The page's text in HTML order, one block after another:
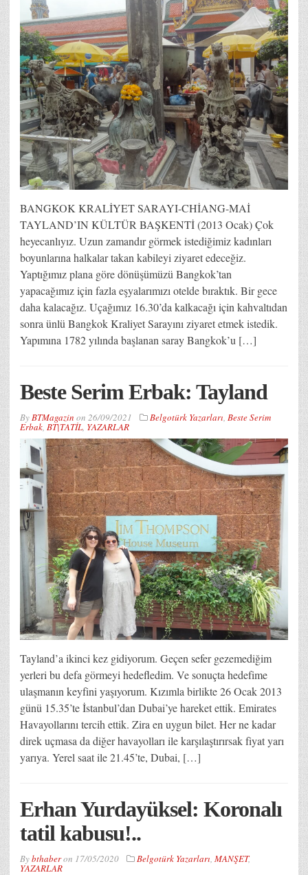
BANGKOK KRALİYET SARAYI-CHİANG-MAİ
TAYLAND’IN KÜLTÜR BAŞKENTİ (2013 Ocak) Çok
heyecanlıyız. Uzun zamandır görmek istediğimiz kadınları
boyunlarına halkalar takan kabileyi ziyaret edeceğiz.
Yaptığımız plana göre dönüşümüzü Bangkok’tan
yapacağımız için fazla eşyalarımızı otelde bıraktık. Bir gece
daha kalacağız. Uçağımız 16.30’da kalkacağı için kahvaltıdan
sonra ünlü Bangkok Kraliyet Sarayını ziyaret etmek istedik.
Yapımına 1782 yılında başlanan saray Bangkok’u […]
Beste Serim Erbak: Tayland
ByBTMagazin on 26/09/2021 Belgotürk Yazarları, Beste Serim
Erbak, BT|TATİL, YAZARLAR
Tayland’a ikinci kez gidiyorum. Geçen sefer gezemediğim
yerleri bu defa görmeyi hedefledim. Ve sonuçta hedefime
ulaşmanın keyfini yaşıyorum. Kızımla birlikte 26 Ocak 2013
günü 15.35’te İstanbul’dan Dubai’ye hareket ettik. Emirates
Havayollarını tercih ettik. Zira en uygun bilet. Her ne kadar
direk uçmasa da diğer havayolları ile karşılaştırırsak fiyat yarı
yarıya. Yerel saat ile 21.45’te, Dubai, […]
Erhan Yurdayüksel: Koronalı
tatil kabusu!..
Bybthaberon 17/05/2020 Belgotürk Yazarları, MANŞET,
YAZARLAR